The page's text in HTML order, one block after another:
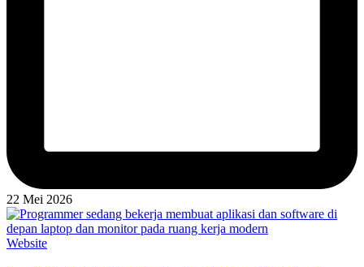
22 Mei 2026
Posted
Website